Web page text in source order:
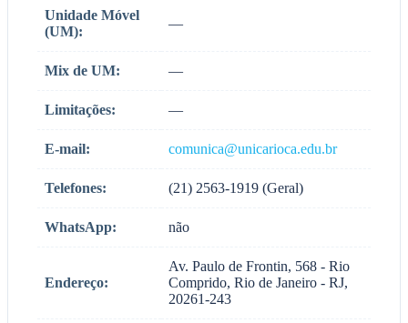
Unidade Móvel
(UM):
—
Mix de UM: —
Limitações: —
E-mail: comunica@unicarioca.edu.br
Telefones: (21) 2563-1919 (Geral)
WhatsApp: não
Endereço:
Av. Paulo de Frontin, 568 - Rio
Comprido, Rio de Janeiro - RJ,
20261-243